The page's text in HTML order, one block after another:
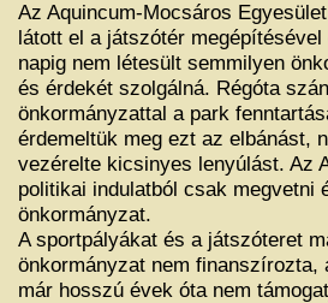
Az Aquincum-Mocsáros
látott el a játszótér
napig nem létesült semmilyen
és érdekét szolgálná. Régóta
önkormányzattal a park
érdemeltük meg ezt az elbánást,
vezérelte kicsinyes lenyúlást. Az
politikai indulatból csak megvetni
önkormányzat.
A sportpályákat és a játszóteret
önkormányzat nem
már hosszú évek óta nem